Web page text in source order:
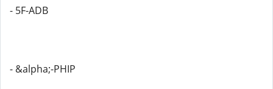
- 5F-ADB
- &alpha;-PHIP